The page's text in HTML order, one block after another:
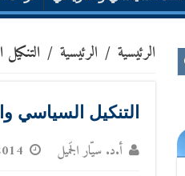
الرئيسية / الرئيسية /
التنكيل السياسي
أ.د. سيّار الجَميل